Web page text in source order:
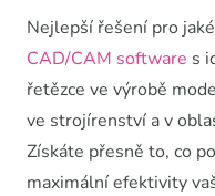
Nejlepší řešení pro
CAD/CAM software s
řetězce ve výrobě
ve strojírenství a v
Získáte přesně to, co
maximální efektivity